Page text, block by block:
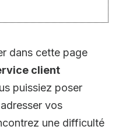
dans cette page
client
puissiez poser
vos
une difficulté